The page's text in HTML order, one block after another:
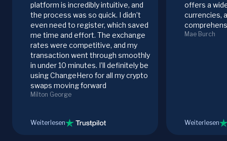
platform is incredibly intuitive, and
the process was so quick. I didn’t
even need to register, which saved
me time and effort. The exchange
rates were competitive, and my
transaction went through smoothly
in under 10 minutes. I’ll definitely be
using ChangeHero for all my crypto
swaps moving forward
Milton George
Weiterlesen
offers a
currencies,
Mae Burch
Weiterlesen